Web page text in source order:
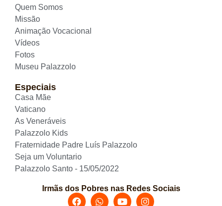
Quem Somos
Missão
Animação Vocacional
Vídeos
Fotos
Museu Palazzolo
Especiais
Casa Mãe
Vaticano
As Veneráveis
Palazzolo Kids
Fraternidade Padre Luís Palazzolo
Seja um Voluntario
Palazzolo Santo - 15/05/2022
Irmãs dos Pobres nas Redes Sociais